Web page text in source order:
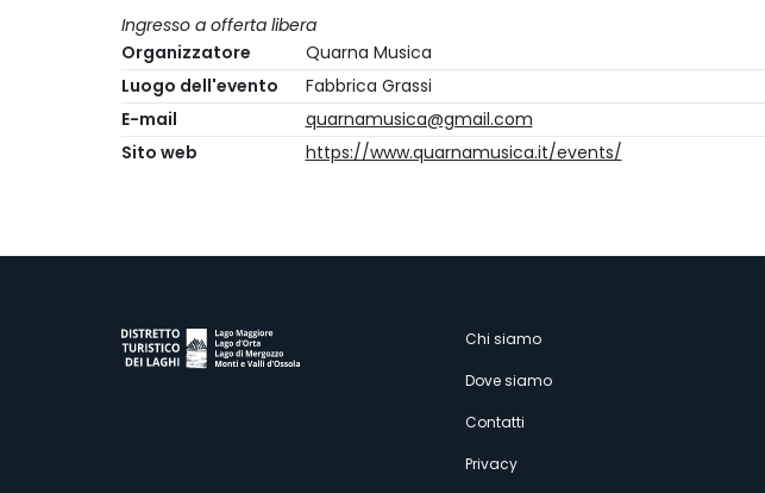
Ingresso a offerta libera
Organizzatore
Quarna Musica
Luogo dell'evento
Fabbrica Grassi
E-mail
quarnamusica@gmail.com
Sito web
https://www.quarnamusica.it/events/
Menù
secondario
Chi siamo
Dove siamo
Contatti
Privacy